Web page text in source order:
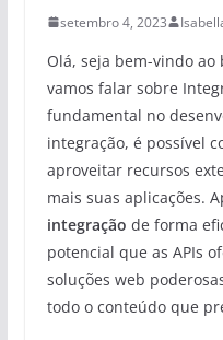
setembro 4, 2023
Olá, seja bem-vindo ao
vamos falar sobre
fundamental no
integração, é possível
aproveitar recursos
mais suas aplicações.
integração de forma
potencial que as APIs
soluções web
todo o conteúdo que